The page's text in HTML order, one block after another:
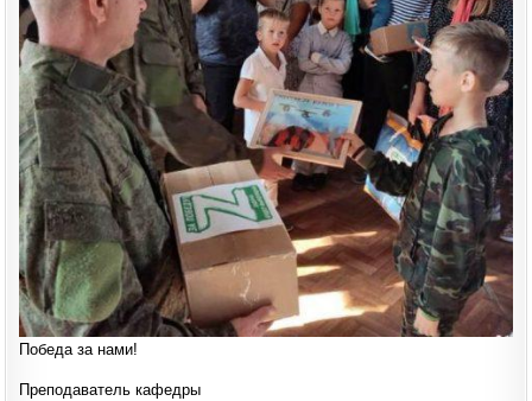
Победа за нами!
Преподаватель кафедры